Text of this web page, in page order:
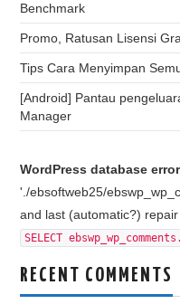
Benchmark
Promo, Ratusan Lisensi
Tips Cara Menyimpan
[Android] Pantau
Manager
WordPress database
'./ebsoftweb25/
and last (automatic?)
SELECT
RECENT COMMENTS